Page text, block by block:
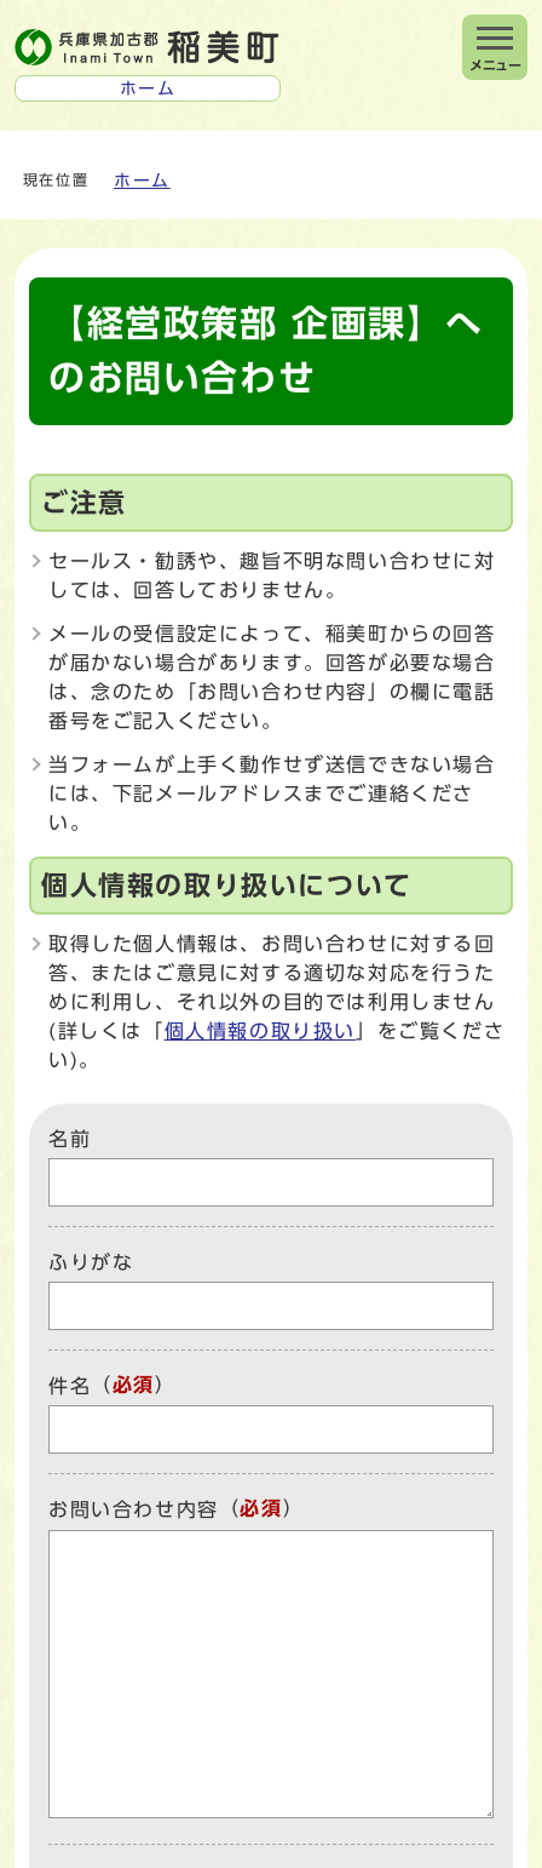
ホーム
メニュー
現在位置 ホーム
【経営政策部 企画課】へ
のお問い合わせ
ご注意
セールス・勧誘や、趣旨不明な問い合わせに対
しては、回答しておりません。
メールの受信設定によって、稲美町からの回答
が届かない場合があります。回答が必要な場合
は、念のため「お問い合わせ内容」の欄に電話
番号をご記入ください。
当フォームが上手く動作せず送信できない場合
には、下記メールアドレスまでご連絡くださ
い。
個人情報の取り扱いについて
取得した個人情報は、お問い合わせに対する回
答、またはご意見に対する適切な対応を行うた
めに利用し、それ以外の目的では利用しません
(詳しくは「個人情報の取り扱い
」をご覧くださ
い)。
名前
ふりがな
件名 （必須）
お問い合わせ内容 （必須）